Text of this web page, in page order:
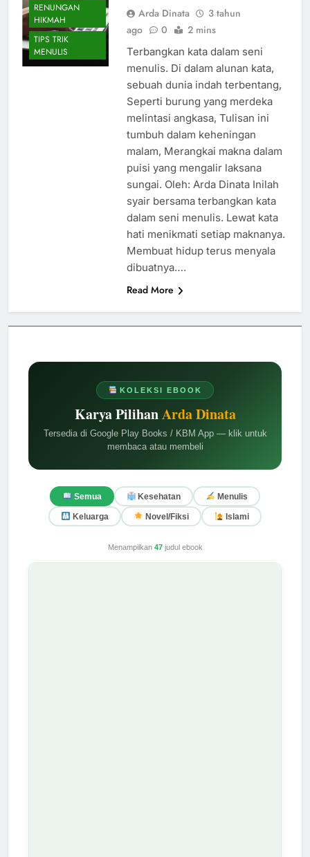
KOLEKSI EBOOK
Karya PilihanArda Dinata
Tersedia di Google Play Books / KBM App — klik untuk
membaca atau membeli
Semua Kesehatan Menulis
Keluarga Novel/Fiksi Islami
Menampilkan 47judul ebook
RENUNGAN
HIKMAH
TIPS TRIK
MENULIS
Arda Dinata
3 tahun
ago
0 2 mins
Terbangkan kata dalam seni
menulis. Di dalam alunan kata,
sebuah dunia indah terbentang,
Seperti burung yang merdeka
melintasi angkasa, Tulisan ini
tumbuh dalam keheningan
malam, Merangkai makna dalam
puisi yang mengalir laksana
sungai. Oleh: Arda Dinata Inilah
syair bersama terbangkan kata
dalam seni menulis. Lewat kata
hati menikmati setiap maknanya.
Membuat hidup terus menyala
dibuatnya….
Read More